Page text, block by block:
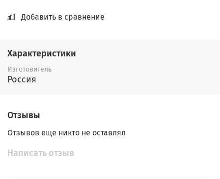
Добавить в сравнение
Характеристики
Изготовитель
Россия
Отзывы
Отзывов еще никто не оставлял
Написать отзыв